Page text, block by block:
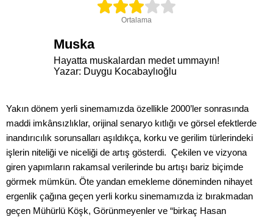
Ortalama
Muska
Hayatta muskalardan medet ummayın!
Yazar: Duygu Kocabaylıoğlu
Yakın dönem yerli sinemamızda özellikle 2000’ler sonrasında
maddi imkânsızlıklar, orijinal senaryo kıtlığı ve görsel efektlerde
inandırıcılık sorunsalları aşıldıkça, korku ve gerilim türlerindeki
işlerin niteliği ve niceliği de artış gösterdi. Çekilen ve vizyona
giren yapımların rakamsal verilerinde bu artışı bariz biçimde
görmek mümkün. Öte yandan emekleme döneminden nihayet
ergenlik çağına geçen yerli korku sinemamızda iz bırakmadan
geçen Mühürlü Köşk, Görünmeyenler ve “birkaç Hasan